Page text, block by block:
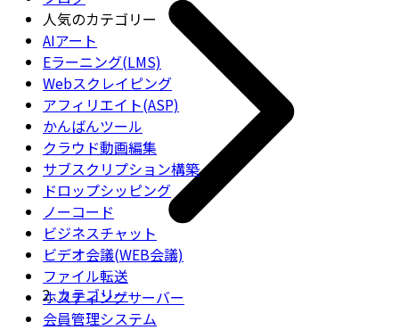
人気のカテゴリー
AIアート
Eラーニング(LMS)
Webスクレイピング
アフィリエイト(ASP)
かんばんツール
クラウド動画編集
サブスクリプション構築
ドロップシッピング
ノーコード
ビジネスチャット
ビデオ会議(WEB会議)
ファイル転送
ホスティングサーバー
会員管理システム
カテゴリー